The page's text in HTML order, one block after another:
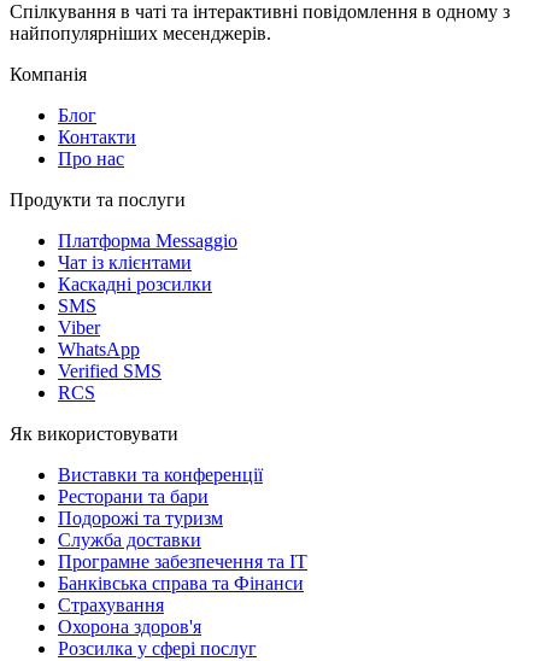
Спілкування в чаті та інтерактивні повідомлення в одному з
найпопулярніших месенджерів.
Компанія
Блог
Контакти
Про нас
Продукти та послуги
Платформа Messaggio
Чат із клієнтами
Каскадні розсилки
SMS
Viber
WhatsApp
Verified SMS
RCS
Як використовувати
Виставки та конференції
Ресторани та бари
Подорожі та туризм
Служба доставки
Програмне забезпечення та IT
Банківська справа та Фінанси
Страхування
Охорона здоров'я
Розсилка у сфері послуг